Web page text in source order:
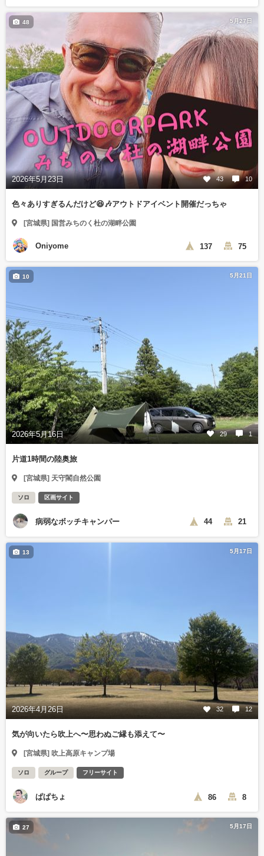
5月27日
2026年5月23日 43 10
48
色々ありすぎるんだけど😆🎶アウトドアイベント開催だっちゃ
[宮城県] 国営みちのく杜の湖畔公園
Oniyome 137 75
5月21日
2026年5月16日 29 1
10
片道1時間の陸奥旅
[宮城県] 天守閣自然公園
ソロ 区画サイト
病弱なボッチキャンパー 44 21
5月17日
2026年4月26日 32 12
13
気が向いたら吹上へ〜思わぬご縁も添えて〜
[宮城県] 吹上高原キャンプ場
ソロ グループ フリーサイト
ぱぱちょ 86 8
5月17日
27